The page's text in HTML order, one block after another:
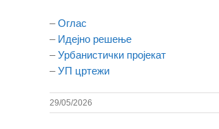
–Оглас
– Идејно решење
–Урбанистички пројекат
–УП цртежи
29/05/2026